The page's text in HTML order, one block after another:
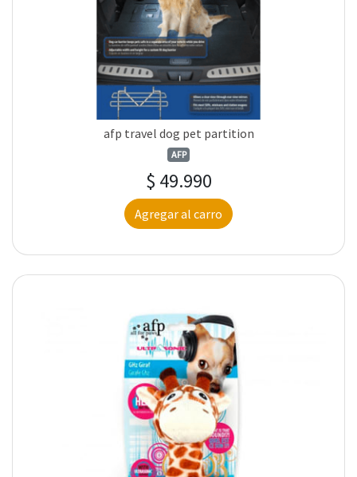
afp travel dog pet partition
AFP
$ 49.990
Agregar al carro